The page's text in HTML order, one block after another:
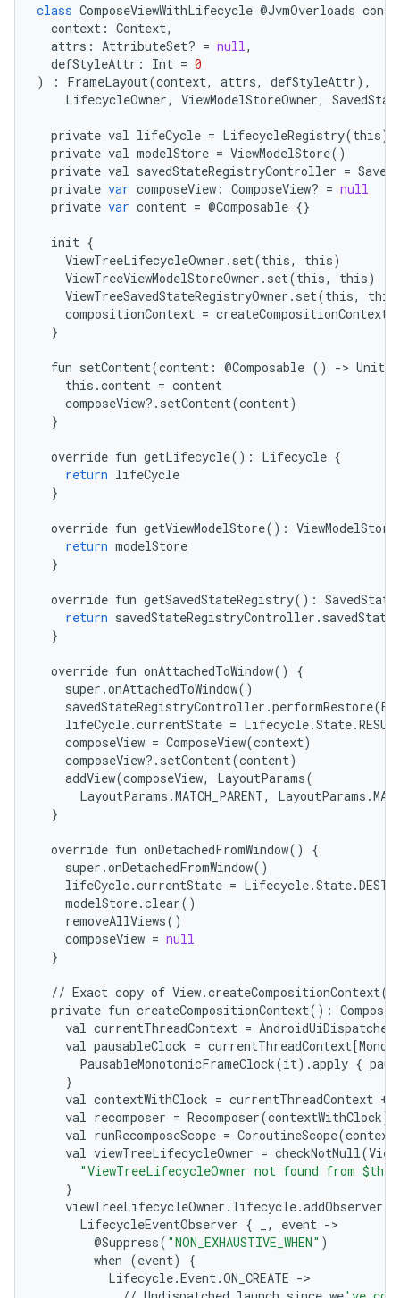
class ComposeViewWithLifecycle @JvmOverloads
context : Context,
attrs : AttributeSet? = null,
defStyleAttr : Int = 0
)
: FrameLayout(context, attrs, defStyleAttr),
LifecycleOwner, ViewModelStoreOwner,
private val lifeCycle = LifecycleRegistry(this)
private val modelStore = ViewModelStore()
private val savedStateRegistryController =
private var composeView : ComposeView? = null
private var content = @Composable {}
init {
ViewTreeLifecycleOwner . set(this, this)
ViewTreeViewModelStoreOwner . set(this, this)
ViewTreeSavedStateRegistryOwner . set(this, this
compositionContext = createCompositionContext
}
fun setContent(content : @Composable () -> Unit
this .content = content
composeView? . setContent(content)
}
override fun getLifecycle(): Lifecycle {
return lifeCycle
}
override fun getViewModelStore(): ViewModelStore
return modelStore
}
override fun getSavedStateRegistry():
return savedStateRegistryController .
}
override fun onAttachedToWindow()
{
super .onAttachedToWindow()
savedStateRegistryController .performRestore(
lifeCycle.currentState = Lifecycle.State.
composeView = ComposeView(context)
composeView? . setContent(content)
addView(composeView, LayoutParams(
LayoutParams .MATCH_PARENT, LayoutParams .
}
override fun onDetachedFromWindow()
{
super .onDetachedFromWindow()
lifeCycle.currentState = Lifecycle.State.
modelStore.clear()
removeAllViews()
composeView = null
}
// Exact copy of View.createCompositionContext()
private fun createCompositionContext():
val currentThreadContext = AndroidUiDispatcher
val pausableClock = currentThreadContext[
PausableMonotonicFrameClock(it) .apply {
}
val contextWithClock = currentThreadContext +
val recomposer = Recomposer(contextWithClock)
val runRecomposeScope = CoroutineScope(
val viewTreeLifecycleOwner = checkNotNull(
"ViewTreeLifecycleOwner not found from
}
viewTreeLifecycleOwner . lifecycle.addObserver
LifecycleEventObserver { , event -
@Suppress( "NON_EXHAUSTIVE_WHEN" )
when (event)
{
Lifecycle.Event.ON_CREATE -